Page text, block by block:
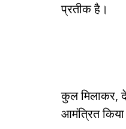
प्रतीक है।
कुल मिलाकर,
आमंत्रित किया